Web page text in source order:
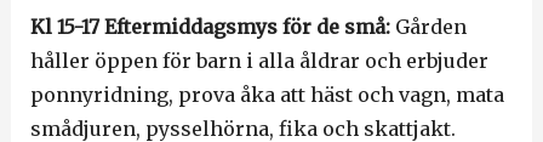
Kl 15-17 Eftermiddagsmys för de små:Gården
håller öppen för barn i alla åldrar och erbjuder
ponnyridning, prova åka att häst och vagn, mata
smådjuren, pysselhörna, fika och skattjakt.